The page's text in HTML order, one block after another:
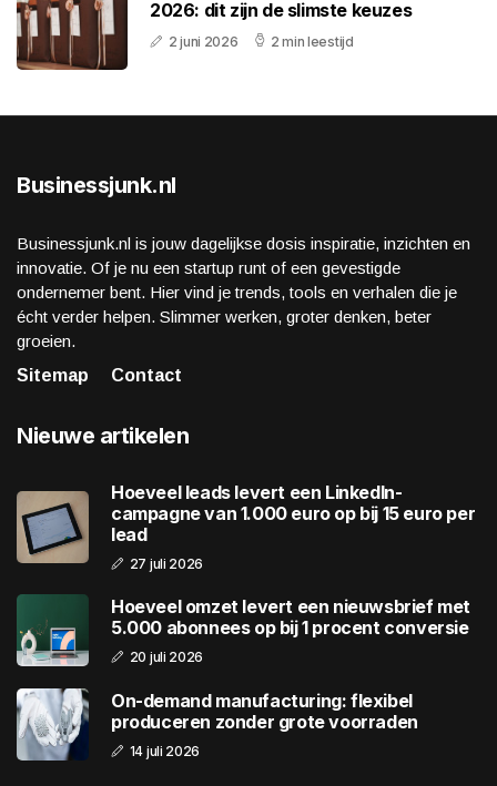
2026: dit zijn de slimste keuzes
2 juni 2026 2 min leestijd
Businessjunk.nl
Businessjunk.nl is jouw dagelijkse dosis inspiratie, inzichten en
innovatie. Of je nu een startup runt of een gevestigde
ondernemer bent. Hier vind je trends, tools en verhalen die je
écht verder helpen. Slimmer werken, groter denken, beter
groeien.
Sitemap
Contact
Nieuwe artikelen
Hoeveel leads levert een LinkedIn-
campagne van 1.000 euro op bij 15 euro per
lead
27 juli 2026
Hoeveel omzet levert een nieuwsbrief met
5.000 abonnees op bij 1 procent conversie
20 juli 2026
On-demand manufacturing: flexibel
produceren zonder grote voorraden
14 juli 2026